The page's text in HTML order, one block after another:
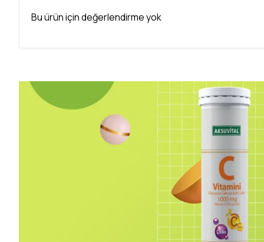
Bu ürün için değerlendirme yok